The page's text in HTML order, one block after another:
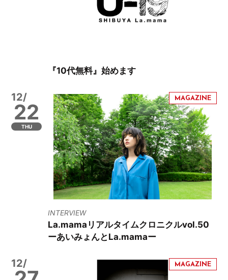
『10代無料』始めます
12/
22
THU
INTERVIEW
La.mamaリアルタイムクロニクルvol.50
ーあいみょんとLa.mamaー
12/